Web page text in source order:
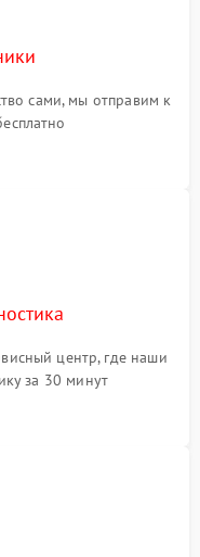
сами, мы отправим к
центр, где наши
за 30 минут